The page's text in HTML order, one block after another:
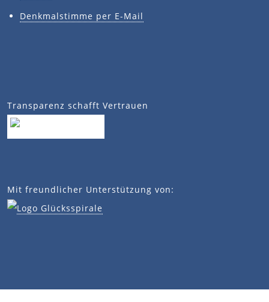
Denkmalstimme per E-Mail
Transparenz schafft Vertrauen
Mit freundlicher Unterstützung von: